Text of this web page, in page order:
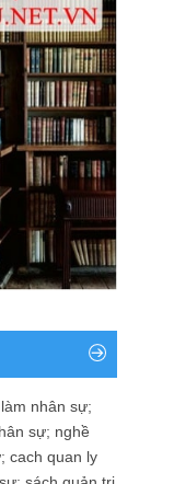
làm nhân sự;
sự; nghề
; cach quan ly